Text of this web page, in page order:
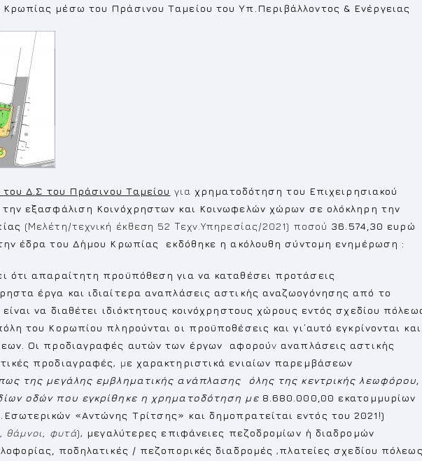
μέσω του Πράσινου Ταμείου του Υπ.Περιβάλλοντος & Ενέργειας
του Δ.Σ του Πράσινου Ταμείου γιαχρηματοδότηση του Επιχειρησιακού
εξασφάλιση Κοινόχρηστων και Κοινωφελών χώρων σε ολόκληρη την
(Μελέτη/τεχνική έκθεση 52 Τεχν.Υπηρεσίας/2021) ποσού 36.574,30 ευρώ
έδρα του Δήμου Κρωπίας εκδόθηκε η ακόλουθη σύντομη ενημέρωση :
ότι απαραίτητη προϋπόθεση για να καταθέσει προτάσεις
έργα και ιδιαίτερα αναπλάσεις αστικής αναζωογόνησης από το
να διαθέτει ιδιόκτητους κοινόχρηστους χώρους εντός σχεδίου
του Κορωπίου πληρούνται οι προϋποθέσεις και γι΄αυτό εγκρίνονται και
Οι προδιαγραφές αυτών των έργων αφορούναναπλάσεις αστικής
προδιαγραφές, με χαρακτηριστικά ενιαίων παρεμβάσεων
της μεγάλης εμβληματικής ανάπλασης όλης της κεντρικής λεωφόρου,
οδών που εγκρίθηκε η χρηματοδότηση με 8.680.000,00 εκατομμυρίων
«Αντώνης Τρίτσης» και δημοπρατείται εντός του 2021!)
θάμνοι, φυτά), μεγαλύτερες επιφάνειες πεζοδρομίων ή διαδρομών
ποδηλατικές / πεζοπορικές διαδρομές,πλατείες σχεδίου